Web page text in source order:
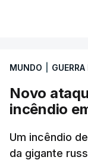
MUNDO
Novo
incêndio
Um incêndio
da gigante